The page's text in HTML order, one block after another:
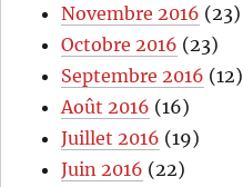
Novembre 2016 (23)
Octobre 2016 (23)
Septembre 2016 (12)
Août 2016 (16)
Juillet 2016 (19)
Juin 2016 (22)